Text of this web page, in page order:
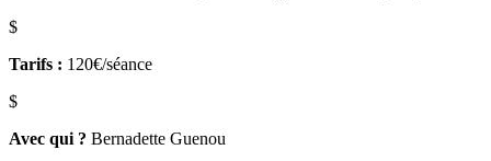
$
Tarifs : 120€/séance
$
Avec qui ? Bernadette Guenou